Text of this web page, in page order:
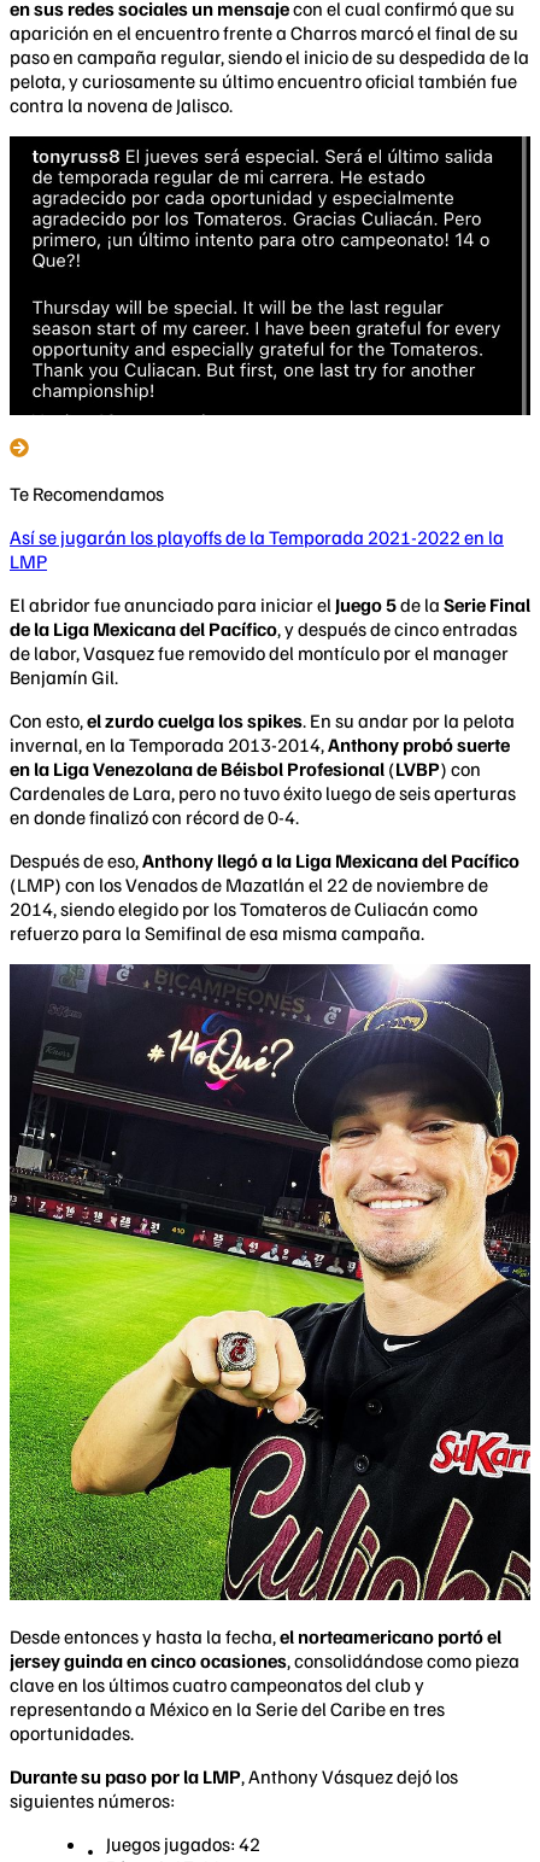
en sus redes sociales un mensajecon el cual confirmó que su
aparición en el encuentro frente a Charros marcó el final de su
paso en campaña regular, siendo el inicio de su despedida de la
pelota, y curiosamente su último encuentro oficial también fue
contra la novena de Jalisco.
Te Recomendamos
Así se jugarán los playoffs de la Temporada 2021-2022 en la
LMP
El abridor fue anunciado para iniciar el Juego 5de la Serie Final
de la Liga Mexicana del Pacífico, y después de cinco entradas
de labor, Vasquez fue removido del montículo por el manager
Benjamín Gil.
Con esto,el zurdo cuelga los spikes. En su andar por la pelota
invernal, en la Temporada 2013-2014,Anthony probó suerte
en la Liga Venezolana de Béisbol Profesional (LVBP) con
Cardenales de Lara, pero no tuvo éxito luego de seis aperturas
en donde finalizó con récord de 0-4.
Después de eso,Anthony llegó a la Liga Mexicana del Pacífico
(LMP) con los Venados de Mazatlán el 22 de noviembre de
2014, siendo elegido por los Tomateros de Culiacán como
refuerzo para la Semifinal de esa misma campaña.
Desde entonces y hasta la fecha,el norteamericano portó el
jersey guinda en cinco ocasiones, consolidándose como pieza
clave en los últimos cuatro campeonatos del club y
representando a México en la Serie del Caribe en tres
oportunidades.
Durante su paso por la LMP, Anthony Vásquez dejó los
siguientes números:
Juegos jugados: 42